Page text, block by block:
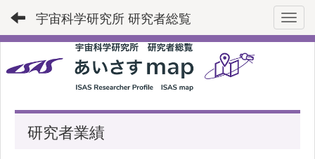
宇宙科学研究所 研究者総覧
研究者業績